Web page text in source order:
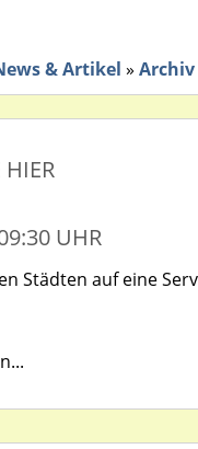
& Artikel » Archiv
HIER
UHR
Städten auf eine